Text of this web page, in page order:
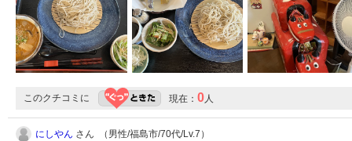
このクチコミに 現在： 0人
にしやん さん （男性/福島市/70代/Lv.7）